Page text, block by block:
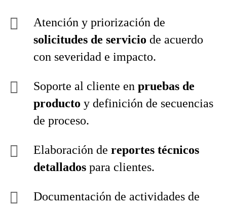
Atención y priorización de
solicitudes de servicio de acuerdo
con severidad e impacto.
Soporte al cliente en pruebas de
producto y definición de secuencias
de proceso.
Elaboración de reportes técnicos
detallados para clientes.
Documentación de actividades de